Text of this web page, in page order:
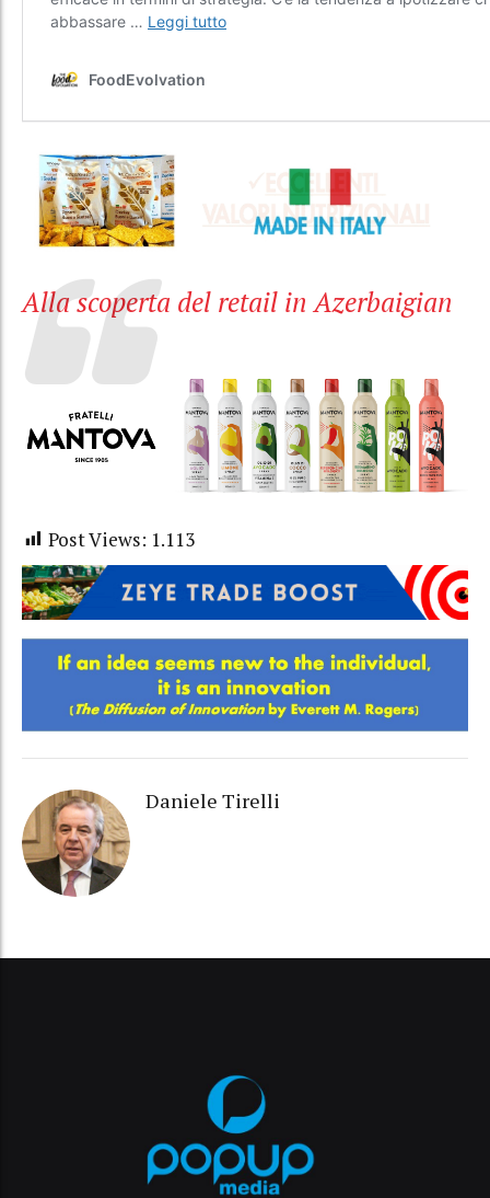
Alla scoperta del retail in Azerbaigian
Post Views: 1.113
Daniele Tirelli